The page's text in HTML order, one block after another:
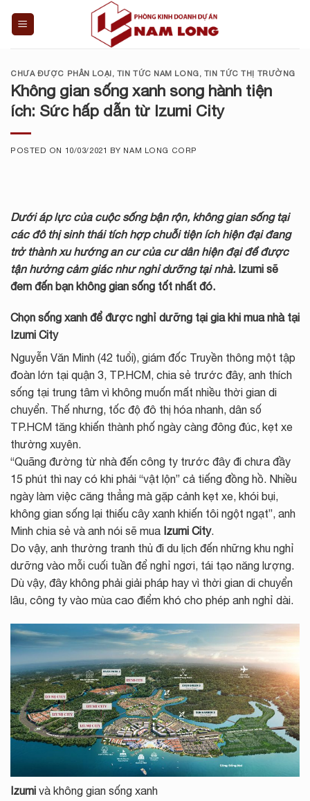
CHƯA ĐƯỢC PHÂN LOẠI, TIN TỨC NAM LONG, TIN TỨC THỊ TRƯỜNG
Không gian sống xanh song hành tiện
ích: Sức hấp dẫn từ Izumi City
POSTED ON 10/03/2021 BY NAM LONG CORP
Dưới áp lực của cuộc sống bận rộn, không gian sống tại
các đô thị sinh thái tích hợpchuỗi tiện ích hiện đại đang
trở thành xu hướng an cư của cư dân hiện đại để được
tận hưởng cảm giác như nghỉ dưỡng tại nhà. Izumi sẽ
đem đến bạn không gian sống tốt nhất đó.
Chọn sống xanh để được nghỉ dưỡng tại giakhi mua nhà tại
Izumi City
Nguyễn Văn Minh (42 tuổi), giám đốc Truyền thông một tập
đoàn lớn tại quận 3, TP.HCM, chia sẻ trước đây, anh thích
sống tại trung tâm vì không muốn mất nhiều thời gian di
chuyển. Thế nhưng, tốc độ đô thị hóa nhanh, dân số
TP.HCM tăng khiến thành phố ngày càng đông đúc, kẹt xe
thường xuyên.
“Quãng đường từ nhà đến công ty trước đây đi chưa đầy
15 phút thì nay có khi phải “vật lộn” cả tiếng đồng hồ. Nhiều
ngày làm việc căng thẳng mà gặp cảnh kẹt xe, khói bụi,
không gian sống lại thiếu cây xanh khiến tôi ngột ngạt”, anh
Minh chia sẻ và anh nói sẽ mua Izumi City.
Do vậy, anh thường tranh thủ đi du lịch đến những khu nghỉ
dưỡng vào mỗi cuối tuần để nghỉ ngơi, tái tạo năng lượng.
Dù vậy, đây không phải giải pháp hay vì thời gian di chuyển
lâu, công ty vào mùa cao điểm khó cho phép anh nghỉ dài.
Izumi và không gian sống xanh